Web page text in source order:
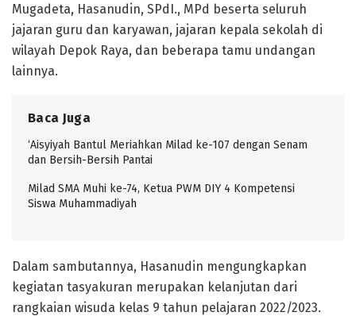
Mugadeta, Hasanudin, SPdI., MPd beserta seluruh
jajaran guru dan karyawan, jajaran kepala sekolah di
wilayah Depok Raya, dan beberapa tamu undangan
lainnya.
Baca Juga
‘Aisyiyah Bantul Meriahkan Milad ke-107 dengan Senam
dan Bersih-Bersih Pantai
Milad SMA Muhi ke-74, Ketua PWM DIY 4 Kompetensi
Siswa Muhammadiyah
Dalam sambutannya, Hasanudin mengungkapkan
kegiatan tasyakuran merupakan kelanjutan dari
rangkaian wisuda kelas 9 tahun pelajaran 2022/2023.